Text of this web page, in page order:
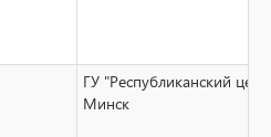
ГУ "Республиканский
Минск